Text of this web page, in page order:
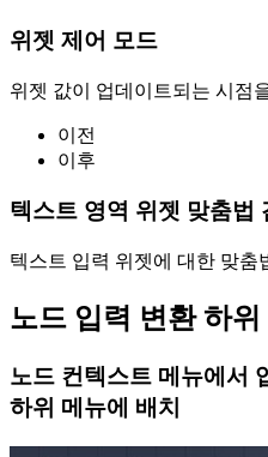
위젯 제어 모드
위젯 값이 업데이트되는 시점
이전
이후
텍스트 영역 위젯 맞춤법
텍스트 입력 위젯에 대한 맞춤
노드 입력 변환 하위
노드 컨텍스트 메뉴에서
하위 메뉴에 배치